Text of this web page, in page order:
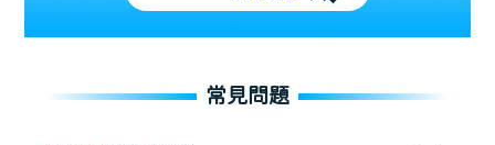
常見問題